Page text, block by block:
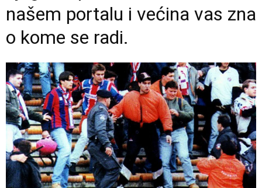
našem portalu i većina vas zna
o kome se radi.